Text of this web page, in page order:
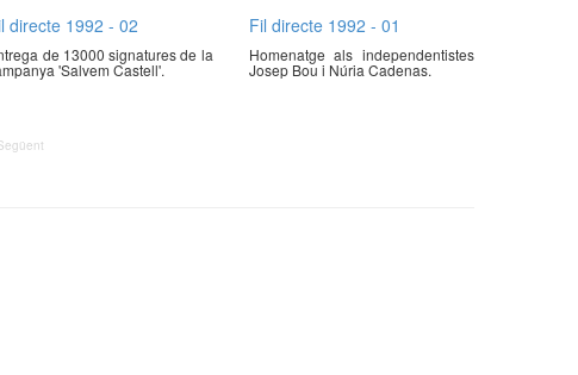
directe 1992 - 02
de 13000 signatures de la
'Salvem Castell'.
Fil directe 1992 - 01
Homenatge als independentistes
Josep Bou i Núria Cadenas.